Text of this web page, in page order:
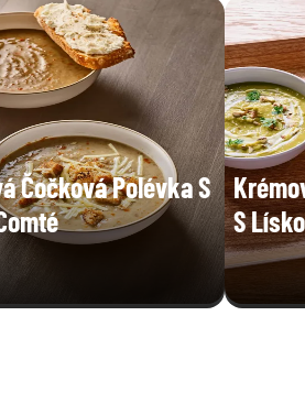
Čočková Polévka S
S